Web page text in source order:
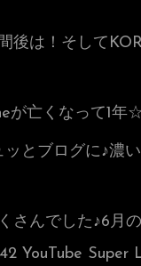
後は！そして
が亡くなって1年
ッとブログに♪濃
さんでした♪6月の
YouTube Super